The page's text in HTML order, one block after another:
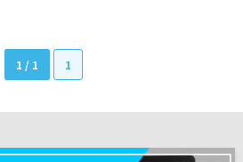
1 / 1 1